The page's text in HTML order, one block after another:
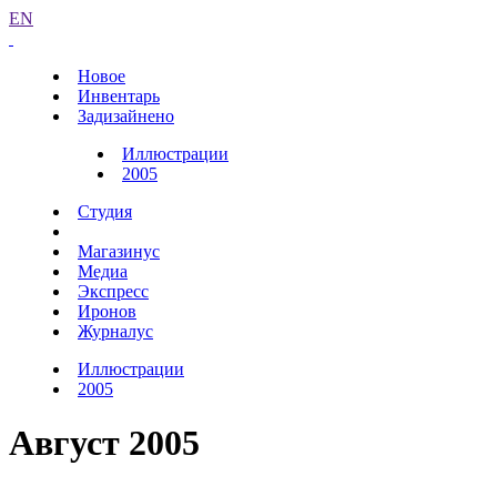
EN
Новое
Инвентарь
Задизайнено
Иллюстрации
2005
Студия
Магазинус
Медиа
Экспресс
Иронов
Журналус
Иллюстрации
2005
Август 2005